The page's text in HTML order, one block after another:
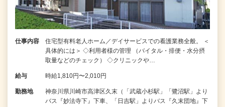
仕事内容
住宅型有料老人ホーム／デイサービスでの看護業務全般。 ＜
具体的には＞ ◇利用者様の管理 （バイタル・排便・水分摂
取量などのチェック） ◇クリニックや…
給与 時給1,810円〜2,010円
勤務地
神奈川県川崎市高津区久末（「武蔵小杉駅」「鷺沼駅」より
バス『妙法寺下』下車、「日吉駅」よりバス『久末団地』下